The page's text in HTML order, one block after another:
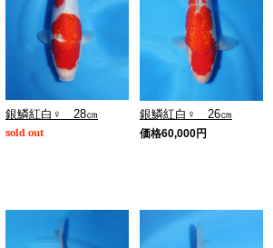
銀鱗紅白♀ 28㎝
sold out
銀鱗紅白♀ 26㎝
価格60,000円